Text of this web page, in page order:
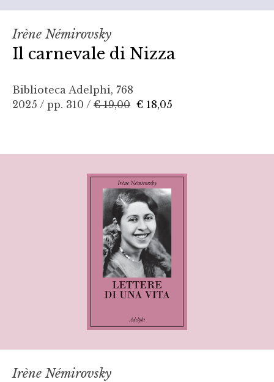
Irène Némirovsky
Il carnevale di Nizza
Biblioteca Adelphi, 768
2025 / pp. 310 / € 19,00 € 18,05
Irène Némirovsky